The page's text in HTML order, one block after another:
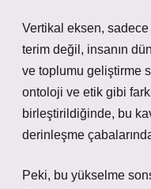
Vertikal eksen,
terim değil, insanın
ve toplumu geliştirme
ontoloji ve etik gibi
birleştirildiğinde, bu
derinleşme
Peki, bu yükselme